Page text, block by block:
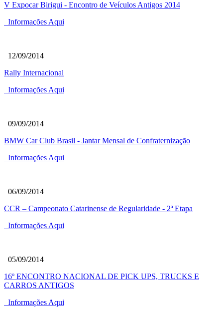
V Expocar Birigui - Encontro de Veículos Antigos 2014
Informações Aqui
12/09/2014
Rally Internacional
Informações Aqui
09/09/2014
BMW Car Club Brasil - Jantar Mensal de Confraternização
Informações Aqui
06/09/2014
CCR – Campeonato Catarinense de Regularidade - 2ª Etapa
Informações Aqui
05/09/2014
16º ENCONTRO NACIONAL DE PICK UPS, TRUCKS E
CARROS ANTIGOS
Informações Aqui